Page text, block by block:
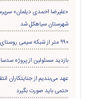
«علیرضا احمدی دیلمان»
شهرستان سیاهکل شد
۹۹۰ متر از شبکه سیمی روستای لشکریان به کابل خودنگهدار ارتقاء یافت
بازدید مسئولین از پروژه
عهد می‌بندیم از جنایتکاران
حتمی باید صورت بگیرد